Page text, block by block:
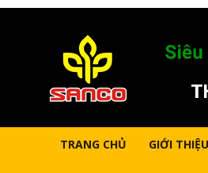
TRANG CHỦ GIỚI THIỆU